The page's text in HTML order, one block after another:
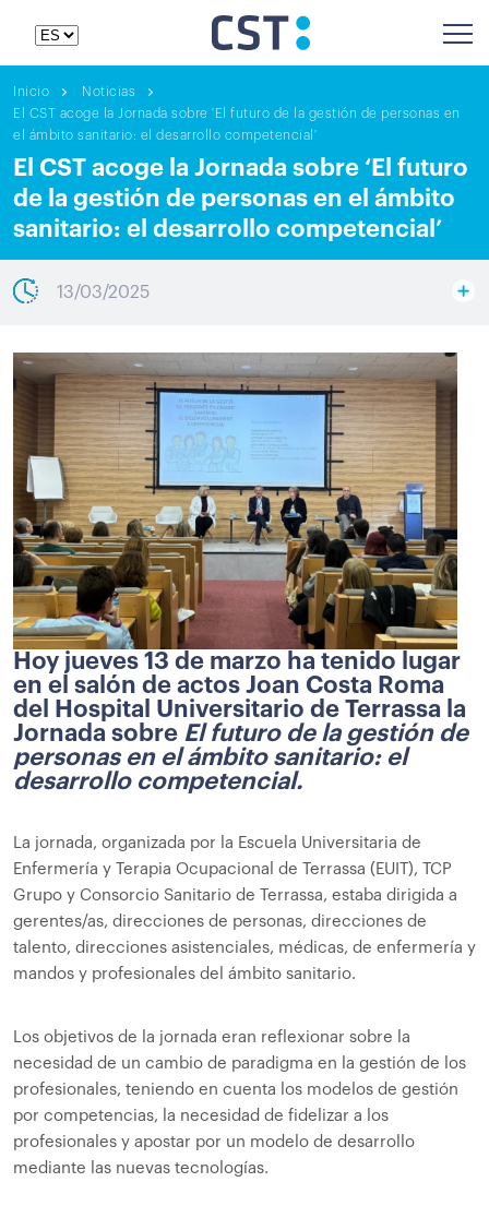
Inicio
Noticias
El CST acoge la Jornada sobre 'El futuro de la gestión de personas en
el ámbito sanitario: el desarrollo competencial'
El CST acoge la Jornada sobre ‘El futuro
de la gestión de personas en el ámbito
sanitario: el desarrollo competencial’
13/03/2025
Hoy jueves 13 de marzo ha tenido lugar
en el salón de actos Joan Costa Roma
del Hospital Universitario de Terrassa la
Jornada sobre El futuro de la gestión de
personas en el ámbito sanitario: el
desarrollo competencial.
La jornada, organizada por la Escuela Universitaria de
Enfermería y Terapia Ocupacional de Terrassa (EUIT), TCP
Grupo y Consorcio Sanitario de Terrassa, estaba dirigida a
gerentes/as, direcciones de personas, direcciones de
talento, direcciones asistenciales, médicas, de enfermería y
mandos y profesionales del ámbito sanitario.
Los objetivos de la jornada eran reflexionar sobre la
necesidad de un cambio de paradigma en la gestión de los
profesionales, teniendo en cuenta los modelos de gestión
por competencias, la necesidad de fidelizar a los
profesionales y apostar por un modelo de desarrollo
mediante las nuevas tecnologías.